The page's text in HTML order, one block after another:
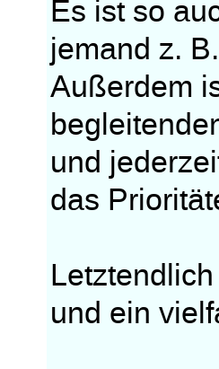
Es ist so
jemand z.
Außerdem
und
das
und ein